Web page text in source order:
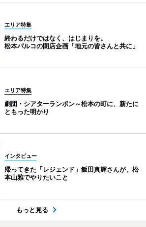
エリア特集
終わるだけではなく、はじまりを。
松本パルコの閉店企画「地元の皆さんと共に」
エリア特集
劇団・シアターランポン～松本の町に、新たに
ともった明かり
インタビュー
帰ってきた「レジェンド」飯田真輝さんが、松
本山雅でやりたいこと
もっと見る